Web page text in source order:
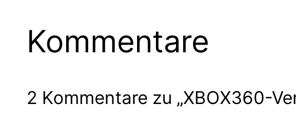
Kommentare
2 Kommentare zu „XBOX360-